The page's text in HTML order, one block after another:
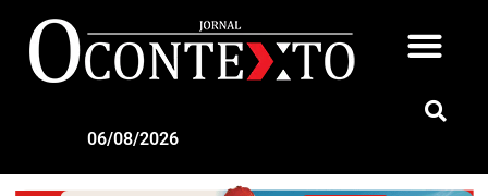
06/08/2026